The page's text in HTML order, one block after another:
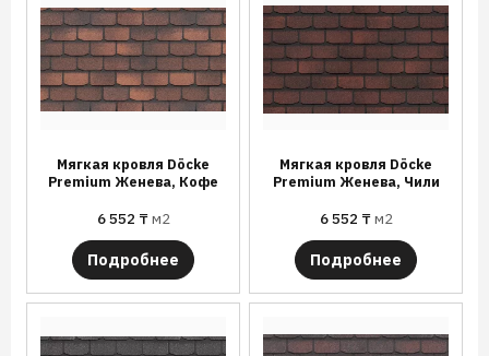
Мягкая кровля Döcke
Premium Женева, Кофе
6 552 ₸м2
Подробнее
Мягкая кровля Döcke
Premium Женева, Чили
6 552 ₸м2
Подробнее